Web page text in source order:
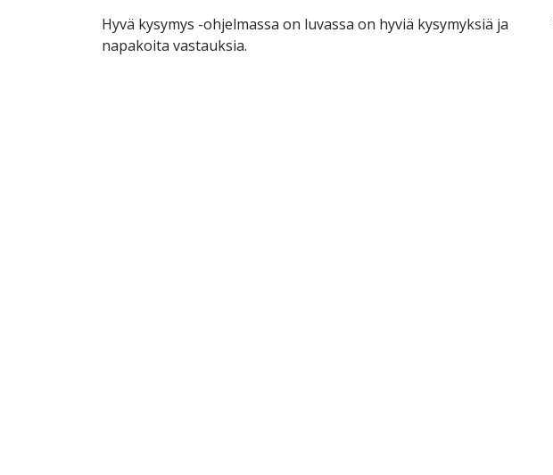
Hyvä kysymys -ohjelmassa on luvassa on hyviä kysymyksiä ja
napakoita vastauksia.